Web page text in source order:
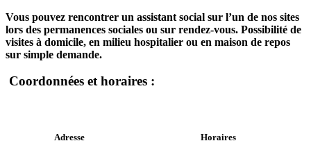
Vous pouvez rencontrer un assistant social sur l’un de nos sites
lors des permanences sociales ou sur rendez-vous. Possibilité de
visites à domicile, en milieu hospitalier ou en maison de repos
sur simple demande.
Coordonnées et horaires :
Adresse Horaires